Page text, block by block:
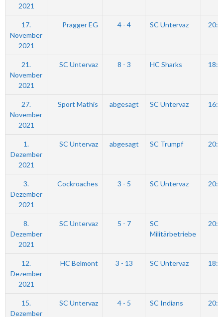
2021
17.
November
2021
Pragger EG 4 - 4 SC Untervaz
21.
November
2021
SC Untervaz 8 - 3 HC Sharks
27.
November
2021
Sport Mathis abgesagt SC Untervaz
1.
Dezember
2021
SC Untervaz abgesagt SC Trumpf
3.
Dezember
2021
Cockroaches 3 - 5 SC Untervaz
8.
Dezember
2021
SC Untervaz 5 - 7
SC
Militärbetriebe
12.
Dezember
2021
HC Belmont 3 - 13 SC Untervaz
15.
Dezember
SC Untervaz 4 - 5 SC Indians